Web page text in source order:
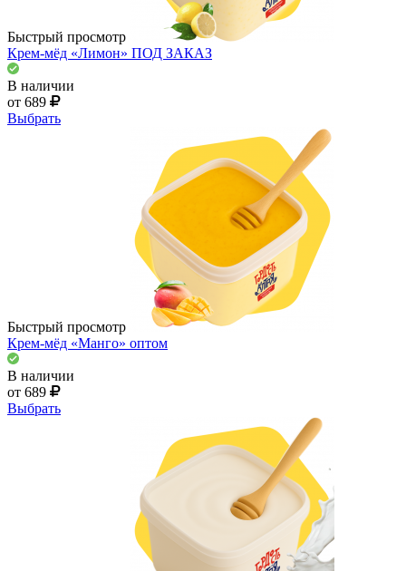
Быстрый просмотр
Крем-мёд «Лимон» ПОД ЗАКАЗ
В наличии
от 689
Выбрать
Быстрый просмотр
Крем-мёд «Манго» оптом
В наличии
от 689
Выбрать